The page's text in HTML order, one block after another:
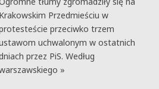
Krakowskim Przedmieściu w
przeciwko trzem
uchwalonym w ostatnich
przez PiS. Według
»